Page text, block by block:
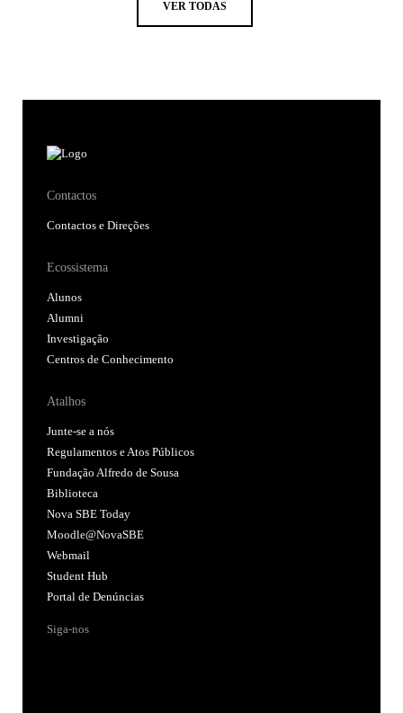
VER TODAS
Contactos
Contactos e Direções
Ecossistema
Alunos
Alumni
Investigação
Centros de Conhecimento
Atalhos
Junte-se a nós
Regulamentos e Atos Públicos
Fundação Alfredo de Sousa
Biblioteca
Nova SBE Today
Moodle@NovaSBE
Webmail
Student Hub
Portal de Denúncias
Siga-nos